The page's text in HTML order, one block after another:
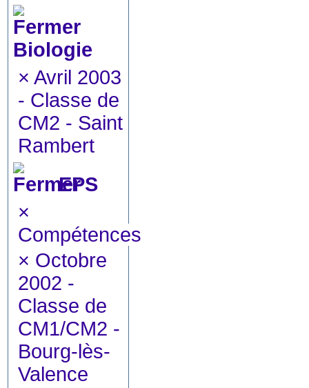
Biologie
× Avril 2003
- Classe de
CM2 - Saint
Rambert
EPS
×
Compétences
× Octobre
2002 -
Classe de
CM1/CM2 -
Bourg-lès-
Valence